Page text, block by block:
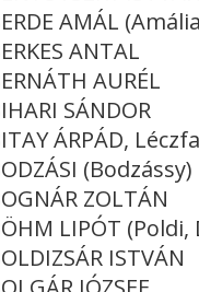
AMÁL
ANTAL
AURÉL
SÁNDOR
ÁRPÁD,
(Bodzássy)
ZOLTÁN
LIPÓT (Poldi,
ISTVÁN